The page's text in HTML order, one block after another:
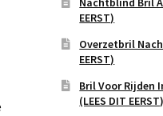
EERST)
Overzetbril
EERST)
Bril Voor Rijden
(LEES DIT EERST)